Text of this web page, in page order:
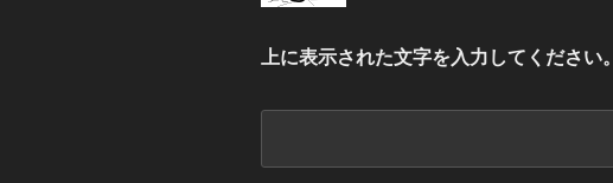
上に表示された文字を入力してください。